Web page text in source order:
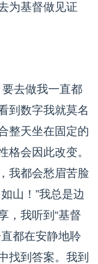
为基督做见证
去做我一直都
到数字我就莫名
整天坐在固定的
格会因此改变。
我都会愁眉苦脸
山！”我总是边
，我听到“基督
都在安静地聆
找到答案。我到